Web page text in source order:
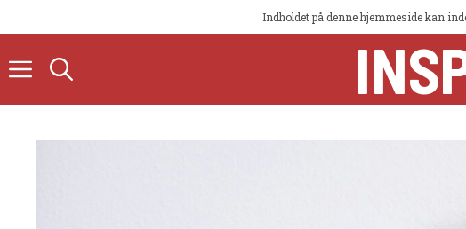
Indholdet på denne hjemmeside kan
til